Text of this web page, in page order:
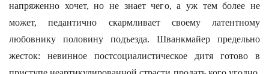
напряженно хочет, но не знает чего, а уж тем более не
может, педантично скармливает своему латентному
любовнику половину подъезда. Шванкмайер предельно
жесток: невинное постсоциалистическое дитя готово в